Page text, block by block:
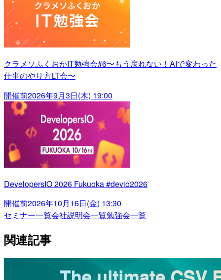
クラメソふくおかIT勉強会#6〜もう戻れない！AIで変わった
仕事のやり方LT会〜
開催前2026年9月3日(木) 19:00
DevelopersIO 2026 Fukuoka #devio2026
開催前2026年10月16日(金) 13:30
セミナー一覧会社説明会一覧勉強会一覧
関連記事